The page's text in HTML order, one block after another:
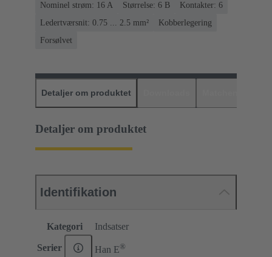
Nominel strøm: ‌16 A
Størrelse: 6 B
Kontakter: 6
Ledertværsnit: 0.75 ... 2.5 mm²
Kobberlegering
Forsølvet
Detaljer om produktet
Detaljer om produktet
Identifikation
Kategori Indsatser
Serier Han E®